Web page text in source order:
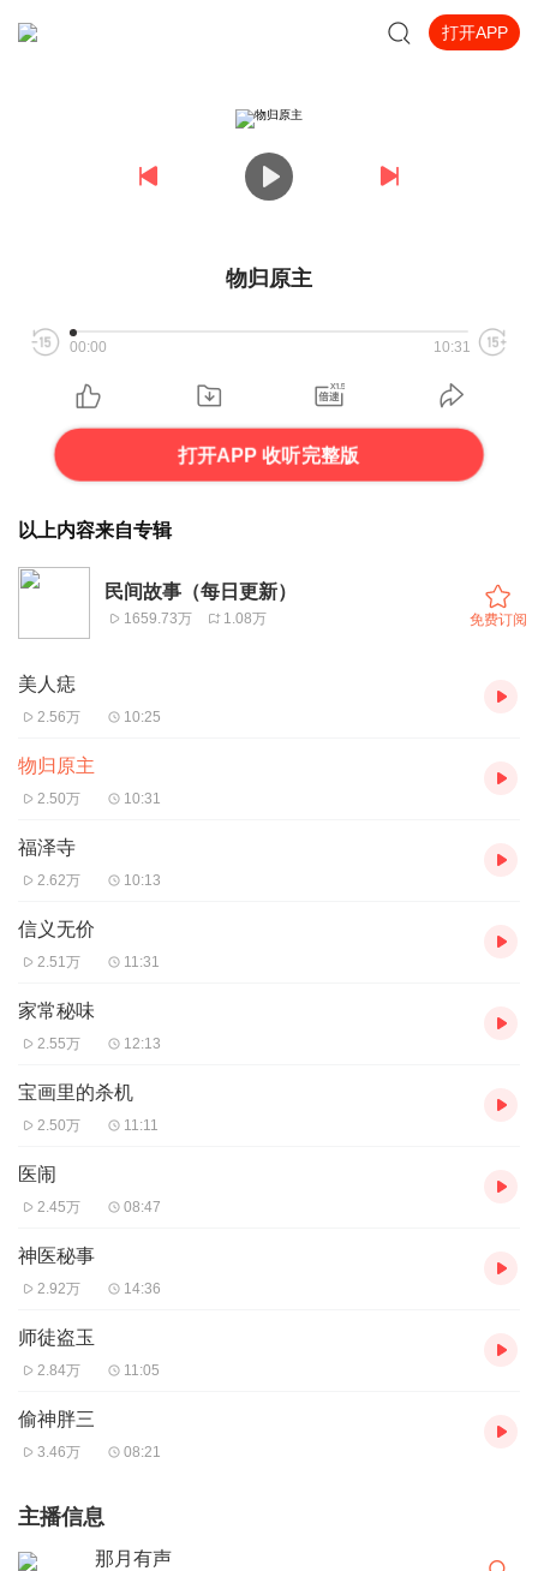
打开APP
物归原主
00:00 10:31
打开APP 收听完整版
以上内容来自专辑
民间故事（每日更新）
1659.73万 1.08万 免费订阅
美人痣
2.56万 10:25
物归原主
2.50万 10:31
福泽寺
2.62万 10:13
信义无价
2.51万 11:31
家常秘味
2.55万 12:13
宝画里的杀机
2.50万 11:11
医闹
2.45万 08:47
神医秘事
2.92万 14:36
师徒盗玉
2.84万 11:05
偷神胖三
3.46万 08:21
主播信息
那月有声